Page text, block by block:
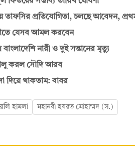
তাফসির প্রতিযোগিতা, চলছে আবেদন,
যেসব আমল করবেন
নারী ও দুই সন্তানের মৃত্যু
করল সৌদি আরব
দিয়ে থাকতাম: বাবর
হামলা মহানবী হযরত মোহাম্মদ (স.)